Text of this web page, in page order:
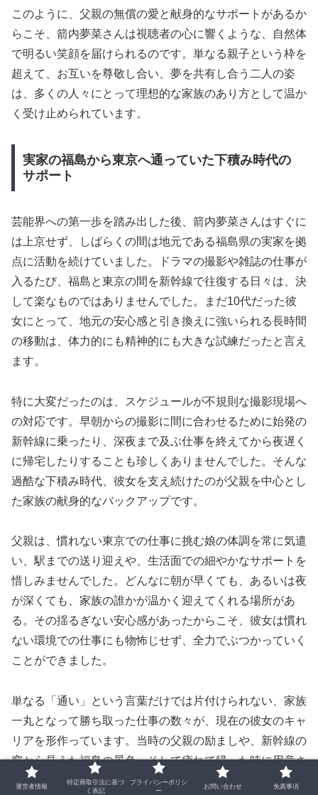
このように、父親の無償の愛と献身的なサポートがあるか
らこそ、箭内夢菜さんは視聴者の心に響くような、自然体
で明るい笑顔を届けられるのです。単なる親子という枠を
超えて、お互いを尊敬し合い、夢を共有し合う二人の姿
は、多くの人々にとって理想的な家族のあり方として温か
く受け止められています。
実家の福島から東京へ通っていた下積み時代の
サポート
芸能界への第一歩を踏み出した後、箭内夢菜さんはすぐに
は上京せず、しばらくの間は地元である福島県の実家を拠
点に活動を続けていました。ドラマの撮影や雑誌の仕事が
入るたび、福島と東京の間を新幹線で往復する日々は、決
して楽なものではありませんでした。まだ10代だった彼
女にとって、地元の安心感と引き換えに強いられる長時間
の移動は、体力的にも精神的にも大きな試練だったと言え
ます。
特に大変だったのは、スケジュールが不規則な撮影現場へ
の対応です。早朝からの撮影に間に合わせるために始発の
新幹線に乗ったり、深夜まで及ぶ仕事を終えてから夜遅く
に帰宅したりすることも珍しくありませんでした。そんな
過酷な下積み時代、彼女を支え続けたのが父親を中心とし
た家族の献身的なバックアップです。
父親は、慣れない東京での仕事に挑む娘の体調を常に気遣
い、駅までの送り迎えや、生活面での細やかなサポートを
惜しみませんでした。どんなに朝が早くても、あるいは夜
が深くても、家族の誰かが温かく迎えてくれる場所があ
る。その揺るぎない安心感があったからこそ、彼女は慣れ
ない環境での仕事にも物怖じせず、全力でぶつかっていく
ことができました。
単なる「通い」という言葉だけでは片付けられない、家族
一丸となって勝ち取った仕事の数々が、現在の彼女のキャ
リアを形作っています。当時の父親の励ましや、新幹線の
窓から見えた福島の景色、そして疲れて帰った時に用意さ
れていた家庭の温もり。そうした日々の積み重ねが現在の
運営者情報
特定商取引法に基づ
く表記
プライバシーポリシ
ー
お問い合わせ 免責事項